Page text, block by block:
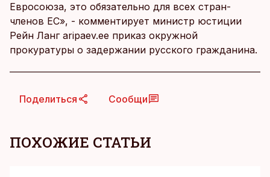
Евросоюза, это обязательно для всех стран-
членов ЕС», - комментирует министр юстиции
Рейн Ланг aripaev.ee приказ окружной
прокуратуры о задержании русского гражданина.
Поделиться Сообщи
ПОХОЖИЕ СТАТЬИ